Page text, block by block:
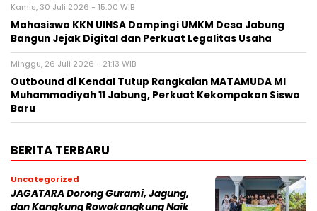
Kamis, 30 Juli 2026 - 15:00 WIB
Mahasiswa KKN UINSA Dampingi UMKM Desa Jabung
Bangun Jejak Digital dan Perkuat Legalitas Usaha
Minggu, 26 Juli 2026 - 21:13 WIB
Outbound di Kendal Tutup Rangkaian MATAMUDA MI
Muhammadiyah 11 Jabung, Perkuat Kekompakan Siswa
Baru
BERITA TERBARU
Uncategorized
JAGATARA Dorong Gurami, Jagung,
dan Kangkung Rowokangkung Naik